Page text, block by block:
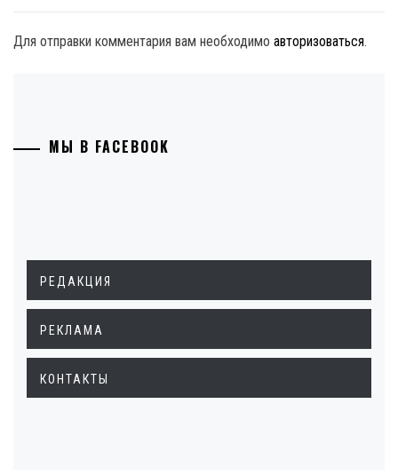
Для отправки комментария вам необходимо авторизоваться.
МЫ В FACEBOOK
РЕДАКЦИЯ
РЕКЛАМА
КОНТАКТЫ